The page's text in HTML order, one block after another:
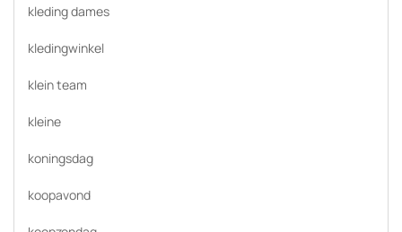
kleding dames
kledingwinkel
klein team
kleine
koningsdag
koopavond